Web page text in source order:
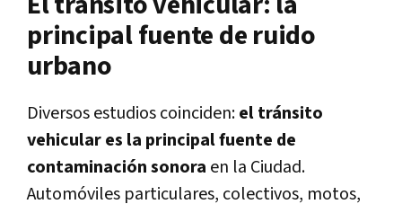
principal fuente de ruido
urbano
Diversos estudios coinciden:el tránsito
vehicular es la principal fuente de
contaminación sonora en la Ciudad.
Automóviles particulares, colectivos, motos,